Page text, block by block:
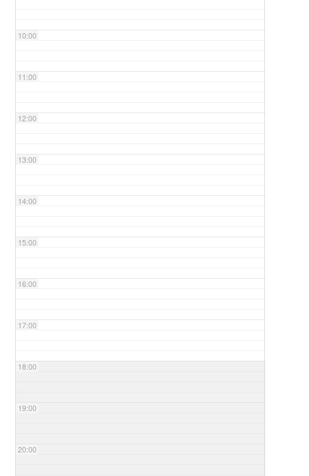
10:00
11:00
12:00
13:00
14:00
15:00
16:00
17:00
18:00
19:00
20:00